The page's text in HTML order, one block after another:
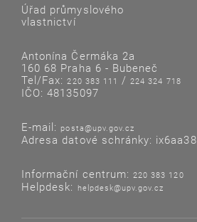
Úřad průmyslového
vlastnictví
Antonína Čermáka 2a
160 68 Praha 6 - Bubeneč
Tel/Fax:220 383 111 /224 324 718
IČO: 48135097
E-mail: posta@upv.gov.cz
Adresa datové schránky: ix6aa38
Informační centrum: 220 383 120
Helpdesk: helpdesk@upv.gov.cz